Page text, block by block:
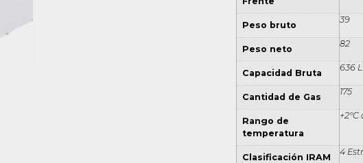
Peso bruto
39
Peso neto
82
Capacidad Bruta
636
Cantidad de Gas
175
Rango de
temperatura
+2ºC
Clasificación IRAM
4